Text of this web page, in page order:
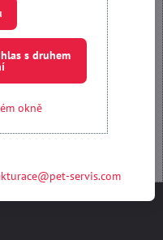
druhem cookie: Funkční
s druhem
okně
servis.com